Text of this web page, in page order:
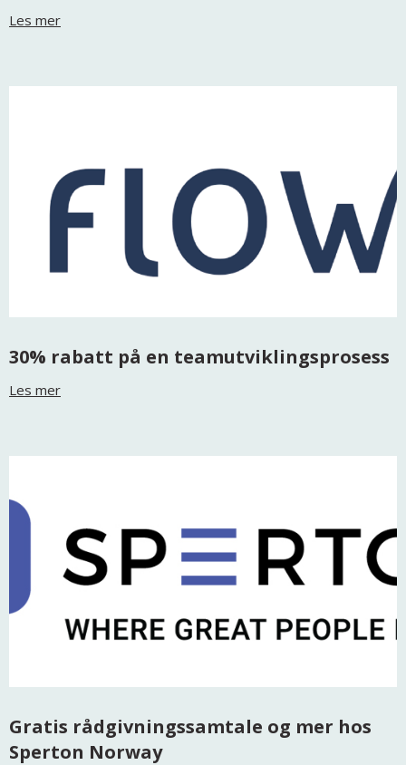
Les mer
30% rabatt på en teamutviklingsprosess
Les mer
Gratis rådgivningssamtale og mer hos
Sperton Norway